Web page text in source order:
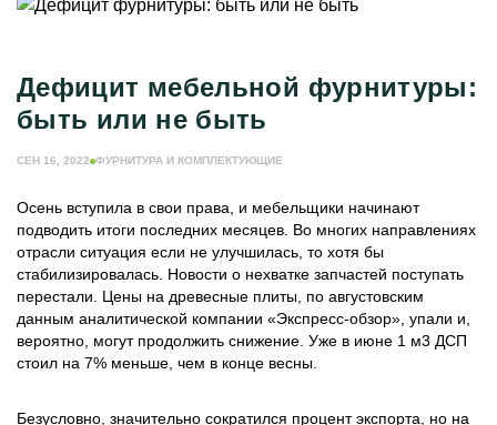
Дефицит мебельной фурнитуры:
быть или не быть
СЕН 16, 2022 ФУРНИТУРА И КОМПЛЕКТУЮЩИЕ
Осень вступила в свои права, и мебельщики начинают
подводить итоги последних месяцев. Во многих направлениях
отрасли ситуация если не улучшилась, то хотя бы
стабилизировалась. Новости о нехватке запчастей поступать
перестали. Цены на древесные плиты, по августовским
данным аналитической компании «Экспресс-обзор», упали и,
вероятно, могут продолжить снижение. Уже в июне 1 м3 ДСП
стоил на 7% меньше, чем в конце весны.
Безусловно, значительно сократился процент экспорта, но на